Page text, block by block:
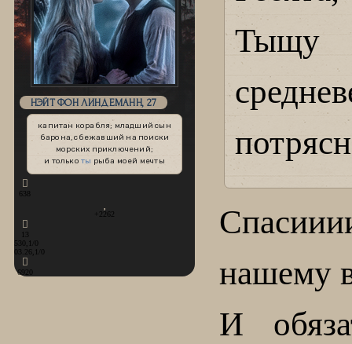
НЭЙТ ФОН ЛИНДЕМАНН, 27
капитан корабля; младший сын
барона, сбежавший на поиски
морских приключений;
и толькоты рыба моей мечты
638
+2262
13
530,1/0
03.26,1/0
6920
Тыщу
нашему
И